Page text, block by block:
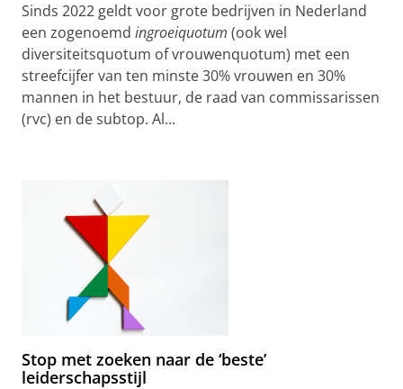
Sinds 2022 geldt voor grote bedrijven in Nederland
een zogenoemd ingroeiquotum (ook wel
diversiteitsquotum of vrouwenquotum) met een
streefcijfer van ten minste 30% vrouwen en 30%
mannen in het bestuur, de raad van commissarissen
(rvc) en de subtop. Al...
Stop met zoeken naar de ‘beste’
leiderschapsstijl